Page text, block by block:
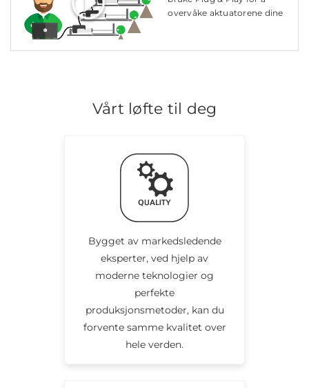
overvåke aktuatorene dine
Vårt løfte til deg
Bygget av markedsledende
eksperter, ved hjelp av
moderne teknologier og
perfekte
produksjonsmetoder, kan du
forvente samme kvalitet over
hele verden.